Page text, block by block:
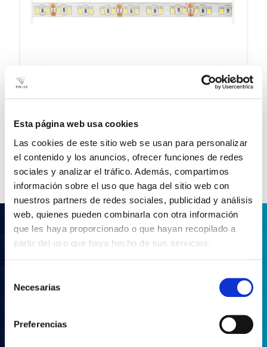
Esta página web usa cookies
Las cookies de este sitio web se usan para personalizar
el contenido y los anuncios, ofrecer funciones de redes
sociales y analizar el tráfico. Además, compartimos
información sobre el uso que haga del sitio web con
nuestros partners de redes sociales, publicidad y análisis
web, quienes pueden combinarla con otra información
que les haya proporcionado o que hayan recopilado a
partir del uso que haya hecho de sus servicios.
Necesarias
Preferencias
IMAGINE IP65
Prueba con nuestra búsqueda avanzada